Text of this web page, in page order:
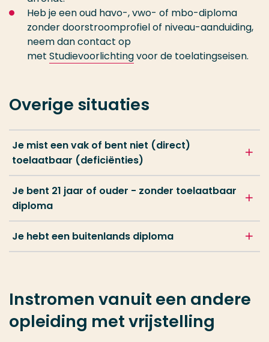
Heb je een oud havo-, vwo- of mbo-diploma
zonder doorstroomprofiel of niveau-aanduiding,
neem dan contact op
met Studievoorlichtingvoor de toelatingseisen.
Overige situaties
Je mist een vak of bent niet (direct)
toelaatbaar (deficiënties)
Je bent 21 jaar of ouder - zonder toelaatbaar
diploma
Je hebt een buitenlands diploma
Instromen vanuit een andere
opleiding met vrijstelling